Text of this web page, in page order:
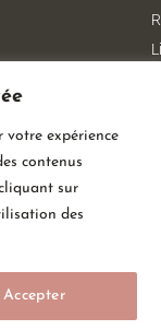
votre expérience
contenus
sur
des
Accepter